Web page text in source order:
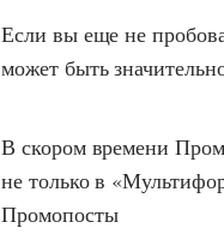
Если вы еще не
может быть
В скором времени
не только в
Промопосты